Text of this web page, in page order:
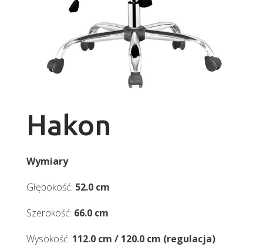
Hakon
Wymiary
Głębokość: 52.0 cm
Szerokość: 66.0 cm
Wysokość: 112.0 cm / 120.0 cm (regulacja)